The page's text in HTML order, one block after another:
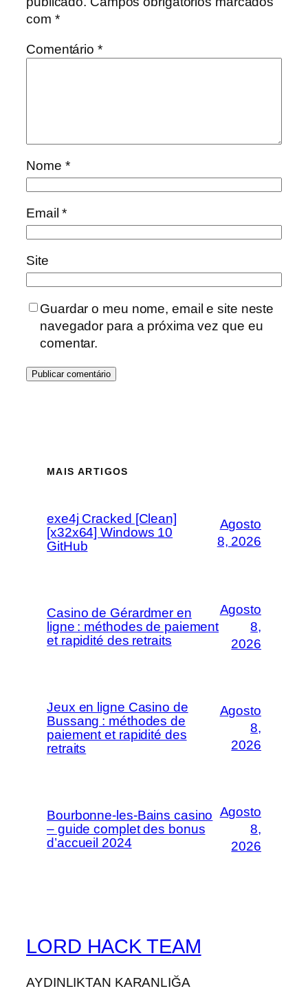
com *
Comentário *
Nome *
Email*
Site
Guardar o meu nome, email e site neste
navegador para a próxima vez que eu
comentar.
MAIS ARTIGOS
exe4j Cracked [Clean]
[x32x64] Windows 10
GitHub
Agosto
8, 2026
Casino de Gérardmer en
ligne : méthodes de paiement
et rapidité des retraits
Agosto
8,
2026
Jeux en ligne Casino de
Bussang : méthodes de
paiement et rapidité des
retraits
Agosto
8,
2026
Bourbonne-les-Bains casino
– guide complet des bonus
d’accueil 2024
Agosto
8,
2026
LORD HACK TEAM
AYDINLIKTAN KARANLIĞA